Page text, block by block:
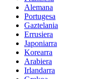
Alemana
Portugesa
Gaztelania
Errusiera
Japoniarra
Korearra
Arabiera
Irlandarra